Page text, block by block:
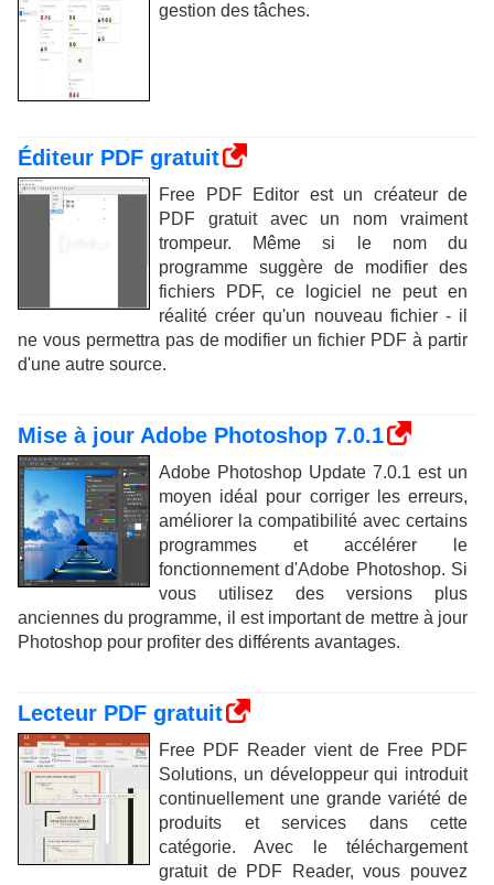
gestion des tâches.
Éditeur PDF gratuit
Free PDF Editor est un créateur de
PDF gratuit avec un nom vraiment
trompeur. Même si le nom du
programme suggère de modifier des
fichiers PDF, ce logiciel ne peut en
réalité créer qu'un nouveau fichier - il
ne vous permettra pas de modifier un fichier PDF à partir
d'une autre source.
Mise à jour Adobe Photoshop 7.0.1
Adobe Photoshop Update 7.0.1 est un
moyen idéal pour corriger les erreurs,
améliorer la compatibilité avec certains
programmes et accélérer le
fonctionnement d'Adobe Photoshop. Si
vous utilisez des versions plus
anciennes du programme, il est important de mettre à jour
Photoshop pour profiter des différents avantages.
Lecteur PDF gratuit
Free PDF Reader vient de Free PDF
Solutions, un développeur qui introduit
continuellement une grande variété de
produits et services dans cette
catégorie. Avec le téléchargement
gratuit de PDF Reader, vous pouvez